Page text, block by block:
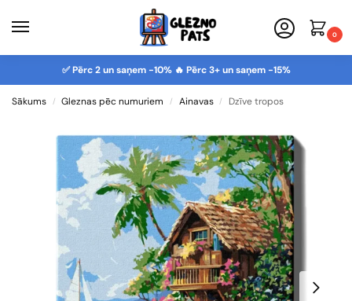
0
✅ Pērc 2 un saņem -10% 🔥 Pērc 3+ un saņem -15%
Sākums / Gleznas pēc numuriem / Ainavas / Dzīve tropos